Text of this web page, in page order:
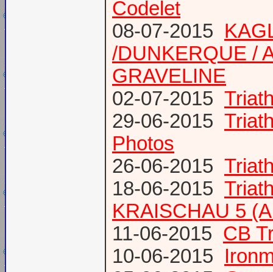
Codelet
08-07-2015
/DUNKERQUE /
GRAVELINE
02-07-2015
29-06-2015
Photos
26-06-2015
18-06-2015
KRAISCHAU 5
11-06-2015 CB
10-06-2015